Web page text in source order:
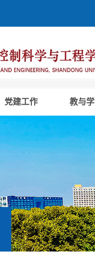
党建工作 教与学